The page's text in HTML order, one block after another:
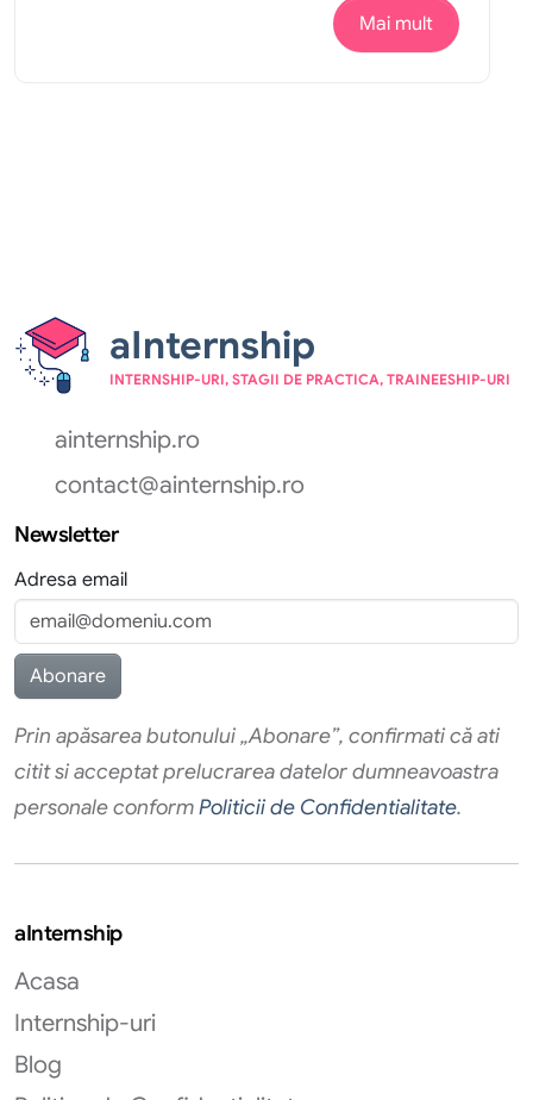
Mai mult
aInternship
INTERNSHIP-URI, STAGII DE PRACTICA, TRAINEESHIP-URI
ainternship.ro
contact@ainternship.ro
Newsletter
Adresa email
Prin apăsarea butonului „Abonare”, confirmati că ati
citit si acceptat prelucrarea datelor dumneavoastra
personale conformPoliticii de Confidentialitate.
aInternship
Acasa
Internship-uri
Blog